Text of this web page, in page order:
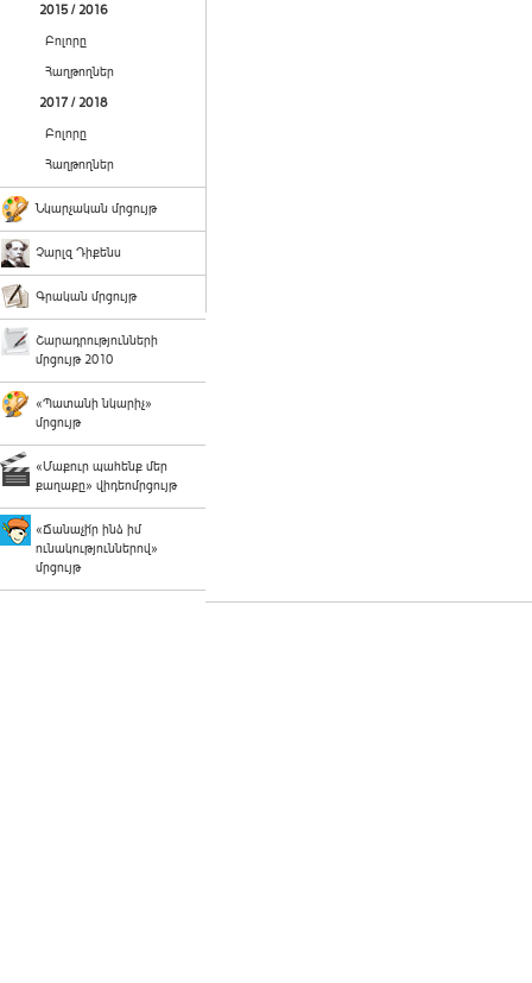
2015 / 2016
Բոլորը
Հաղթողներ
2017 / 2018
Բոլորը
Հաղթողներ
Նկարչական մրցույթ
Չարլզ Դիքենս
Գրական մրցույթ
Շարադրությունների
մրցույթ 2010
«Պատանի նկարիչ»
մրցույթ
«Մաքուր պահենք մեր
քաղաքը» վիդեոմրցույթ
«Ճանաչի՛ր ինձ իմ
ունակություններով»
մրցույթ